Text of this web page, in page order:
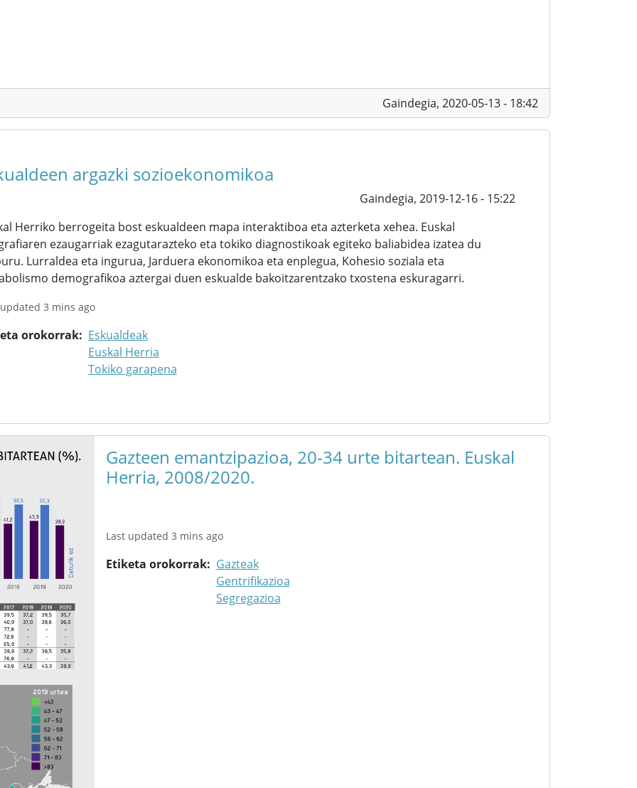
Gaindegia, 2020-05-13 - 18:42
argazki sozioekonomikoa
Gaindegia, 2019-12-16 - 15:22
Herriko berrogeita bost eskualdeen mapa interaktiboa eta azterketa xehea. Euskal
ezaugarriak ezagutarazteko eta tokiko diagnostikoak egiteko baliabidea izatea du
Lurraldea eta ingurua, Jarduera ekonomikoa eta enplegua, Kohesio soziala eta
demografikoa aztergai duen eskualde bakoitzarentzako txostena eskuragarri.
3 mins ago
orokorrak
Eskualdeak
Euskal Herria
Tokiko garapena
Gazteen emantzipazioa, 20-34 urte bitartean. Euskal
Herria, 2008/2020.
Last updated 3 mins ago
Etiketa orokorrak
Gazteak
Gentrifikazioa
Segregazioa